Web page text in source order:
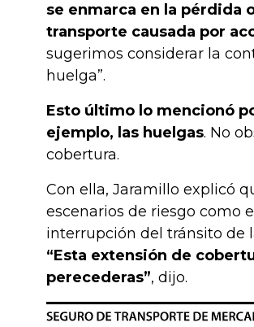
se enmarca en la pérdida
transporte causada por
sugerimos considerar la
huelga”.
Esto último lo mencionó
ejemplo, las huelgas. No
cobertura.
Con ella, Jaramillo explicó
escenarios de riesgo como
interrupción del tránsito de
“Esta extensión de
perecederas”, dijo.